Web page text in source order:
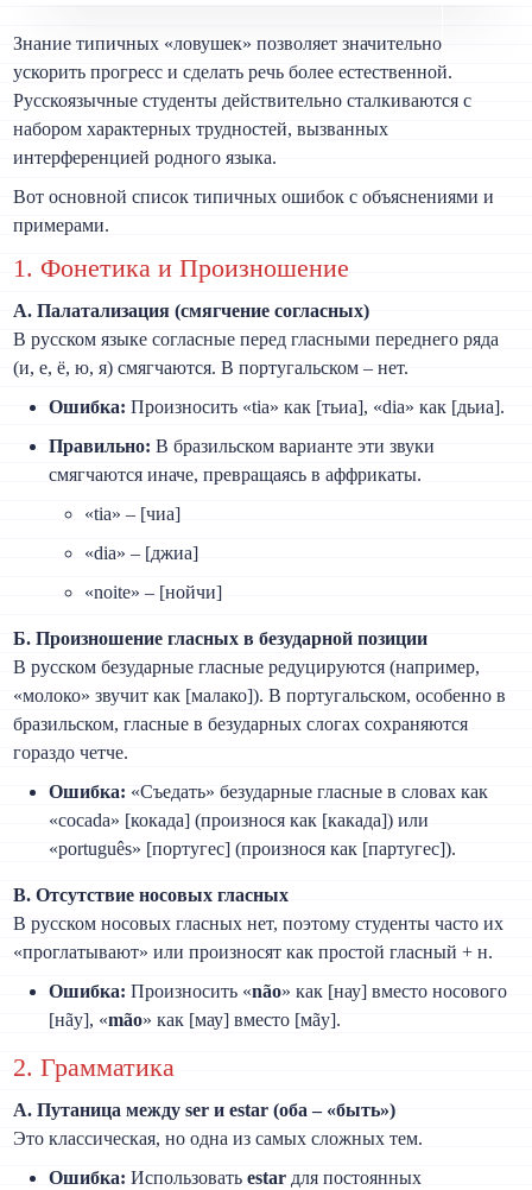
Знание типичных «ловушек» позволяет значительно
ускорить прогресс и сделать речь более естественной.
Русскоязычные студенты действительно сталкиваются с
набором характерных трудностей, вызванных
интерференцией родного языка.
Вот основной список типичных ошибок с объяснениями и
примерами.
1. Фонетика и Произношение
А. Палатализация (смягчение согласных)
В русском языке согласные перед гласными переднего ряда
(и, е, ё, ю, я) смягчаются. В португальском – нет.
Ошибка: Произносить «tia» как [тьиа], «dia» как [дьиа].
Правильно: В бразильском варианте эти звуки
смягчаются иначе, превращаясь в аффрикаты.
«tia» – [чиа]
«dia» – [джиа]
«noite» – [нойчи]
Б. Произношение гласных в безударной позиции
В русском безударные гласные редуцируются (например,
«молоко» звучит как [малако]). В португальском, особенно в
бразильском, гласные в безударных слогах сохраняются
гораздо четче.
Ошибка: «Съедать» безударные гласные в словах как
«cocada» [кокада] (произнося как [какада]) или
«português» [португес] (произнося как [партугес]).
В. Отсутствие носовых гласных
В русском носовых гласных нет, поэтому студенты часто их
«проглатывают» или произносят как простой гласный + н.
Ошибка: Произносить «não» как [нау] вместо носового
[нãу], «mão» как [мау] вместо [мãу].
2. Грамматика
А. Путаница между ser и estar (оба – «быть»)
Это классическая, но одна из самых сложных тем.
Ошибка: Использоватьestar для постоянных